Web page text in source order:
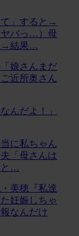
」すると→
ヤバっ…）母
→結果…
娘さんまだ
近所奥さん
んだよ！」
に私ちゃん
「母さんは
と…
美穂『私達
妊娠しちゃ
なんだけ